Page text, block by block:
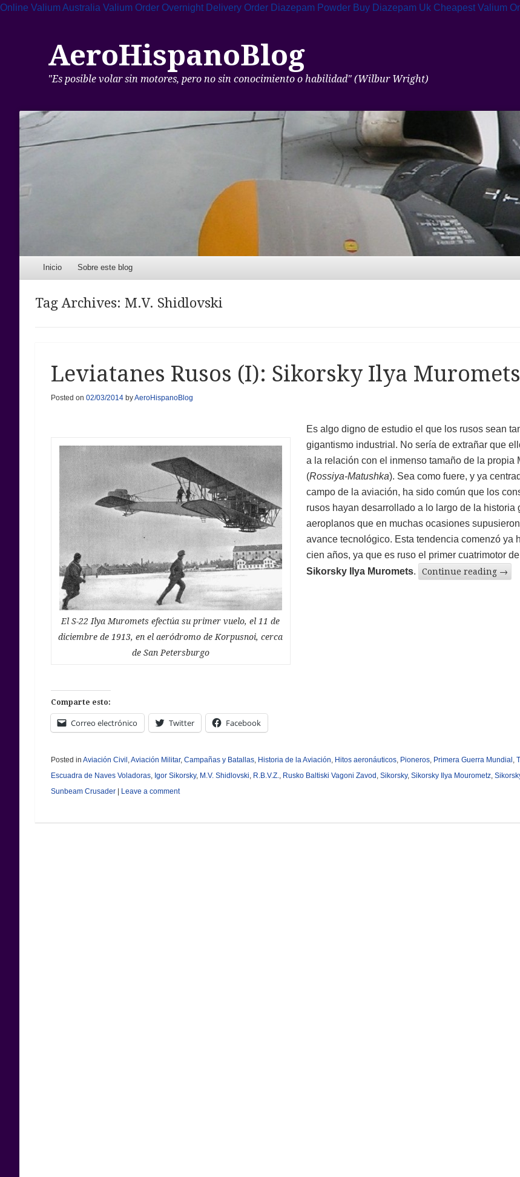
Online Valium Australia Valium Order Overnight Delivery Order Diazepam Powder Buy Diazepam Uk Cheapest Valium
AeroHispanoBlog
"Es posible volar sin motores, pero no sin conocimiento o habilidad" (Wilbur Wright)
Menu
Skip to content
Inicio Sobre este blog
Tag Archives: M.V. Shidlovski
Leviatanes Rusos (I): Sikorsky Ilya Muromets
Posted on 02/03/2014byAeroHispanoBlog
El S-22 Ilya Muromets efectúa su primer vuelo, el 11 de
diciembre de 1913, en el aeródromo de Korpusnoi, cerca
de San Petersburgo
Es algo digno de estudio el que los rusos sean
gigantismo industrial. No sería de extrañar que
a la relación con el inmenso tamaño de la propia
(Rossiya-Matushka). Sea como fuere, y ya
campo de la aviación, ha sido común que los
rusos hayan desarrollado a lo largo de la historia
aeroplanos que en muchas ocasiones
avance tecnológico. Esta tendencia comenzó ya
cien años, ya que es ruso el primer cuatrimotor
Sikorsky Ilya Muromets. Continue reading →
Comparte esto:
Correo electrónico Twitter Facebook
Posted in Aviación Civil ,Aviación Militar, Campañas y Batallas, Historia de la Aviación, Hitos aeronáuticos, Pioneros, Primera Guerra Mundial ,
Escuadra de Naves Voladoras, Igor Sikorsky, M.V. Shidlovski, R.B.V.Z., Rusko Baltiski Vagoni Zavod , Sikorsky, Sikorsky Ilya Mourometz,
Sunbeam Crusader
Leave a comment